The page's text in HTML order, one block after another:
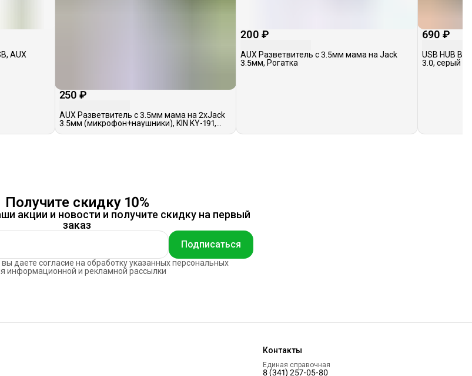
AUX
250 ₽
AUX Разветвитель с 3.5мм мама на 2хJack
3.5мм (микрофон+наушники), KIN KY-191,
200 ₽
AUX Разветвитель с 3.5мм мама на Jack
3.5мм, Рогатка
690 ₽
USB HUB
3.0, серый
Получите скидку 10%
акции и новости и получите скидку на первый
заказ
Подписаться
даете согласие на обработку указанных персональных
информационной и рекламной рассылки
Контакты
Единая справочная
8 (341) 257-05-80